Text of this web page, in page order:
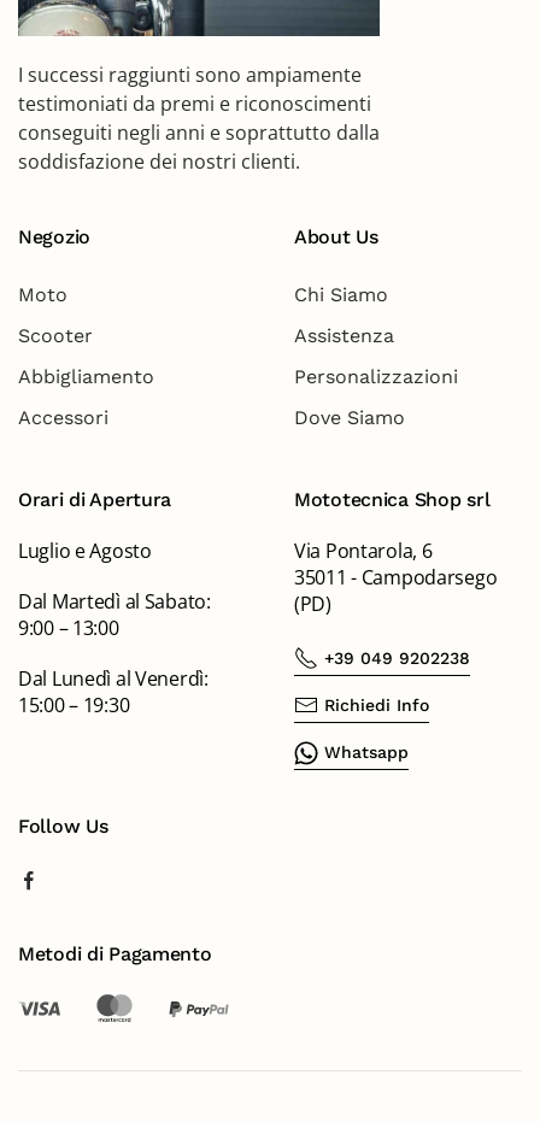
I successi raggiunti sono ampiamente
testimoniati da premi e riconoscimenti
conseguiti negli anni e soprattutto dalla
soddisfazione dei nostri clienti.
Negozio
Moto
Scooter
Abbigliamento
Accessori
About Us
Chi Siamo
Assistenza
Personalizzazioni
Dove Siamo
Orari di Apertura
Luglio e Agosto
Dal Martedì al Sabato:
9:00 – 13:00
Dal Lunedì al Venerdì:
15:00 – 19:30
Mototecnica Shop srl
Via Pontarola, 6
35011 - Campodarsego
(PD)
+39 049 9202238
Richiedi Info
Whatsapp
Follow Us
Metodi di Pagamento